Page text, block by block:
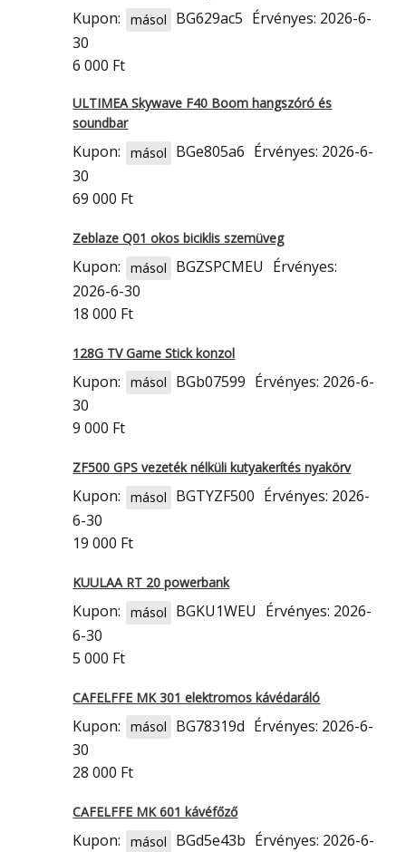
Kupon: másol BG629ac5 Érvényes: 2026-6-
30
6 000 Ft
ULTIMEA Skywave F40 Boom hangszóró és
soundbar
Kupon: másol BGe805a6 Érvényes: 2026-6-
30
69 000 Ft
Zeblaze Q01 okos biciklis szemüveg
Kupon: másol BGZSPCMEU Érvényes:
2026-6-30
18 000 Ft
128G TV Game Stick konzol
Kupon: másol BGb07599 Érvényes: 2026-6-
30
9 000 Ft
ZF500 GPS vezeték nélküli kutyakerítés nyakörv
Kupon: másol BGTYZF500 Érvényes: 2026-
6-30
19 000 Ft
KUULAA RT 20 powerbank
Kupon: másol BGKU1WEU Érvényes: 2026-
6-30
5 000 Ft
CAFELFFE MK 301 elektromos kávédaráló
Kupon: másol BG78319d Érvényes: 2026-6-
30
28 000 Ft
CAFELFFE MK 601 kávéfőző
Kupon: másol BGd5e43b Érvényes: 2026-6-